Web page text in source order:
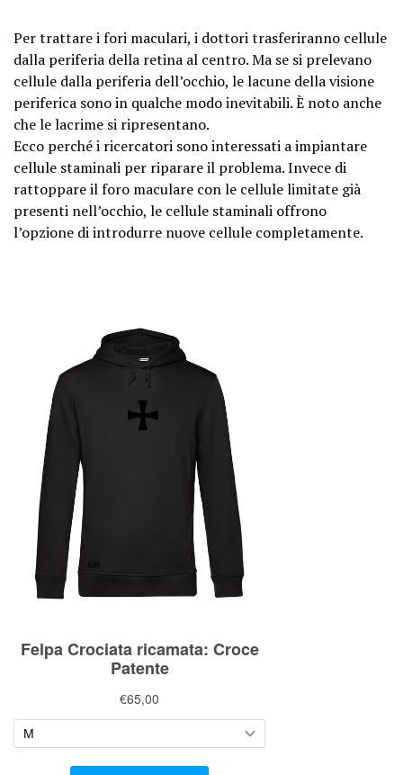
Per trattare i fori maculari, i dottori trasferiranno cellule
dalla periferia della retina al centro. Ma se si prelevano
cellule dalla periferia dell’occhio, le lacune della visione
periferica sono in qualche modo inevitabili. È noto anche
che le lacrime si ripresentano.
Ecco perché i ricercatori sono interessati a impiantare
cellule staminali per riparare il problema. Invece di
rattoppare il foro maculare con le cellule limitate già
presenti nell’occhio, le cellule staminali offrono
l’opzione di introdurre nuove cellule completamente.